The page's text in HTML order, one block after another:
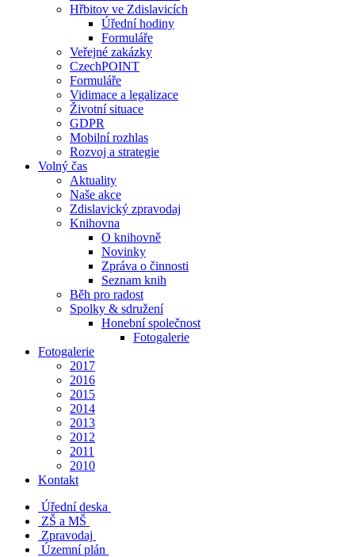
Hřbitov ve Zdislavicích
Úřední hodiny
Formuláře
Veřejné zakázky
CzechPOINT
Formuláře
Vidimace a legalizace
Životní situace
GDPR
Mobilní rozhlas
Rozvoj a strategie
Volný čas
Aktuality
Naše akce
Zdislavický zpravodaj
Knihovna
O knihovně
Novinky
Zpráva o činnosti
Seznam knih
Běh pro radost
Spolky & sdružení
Honební společnost
Fotogalerie
Fotogalerie
2017
2016
2015
2014
2013
2012
2011
2010
Kontakt
Úřední deska
ZŠ a MŠ
Zpravodaj
Územní plán